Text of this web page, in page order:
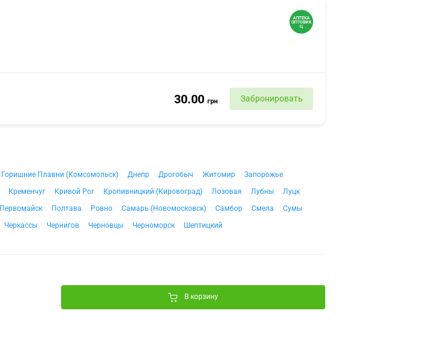
30.00 грн Забронировать
Горишние Плавни (Комсомольск) Днепр Дрогобыч Житомир
Запорожье
Кременчуг Кривой Рог Кропивницкий (Кировоград) Лозовая Лубны
Луцк
Первомайск Полтава Ровно Самарь (Новомосковск) Самбор Смела
Сумы
Черкассы Чернигов Черновцы Черноморск Шептицкий
В корзину